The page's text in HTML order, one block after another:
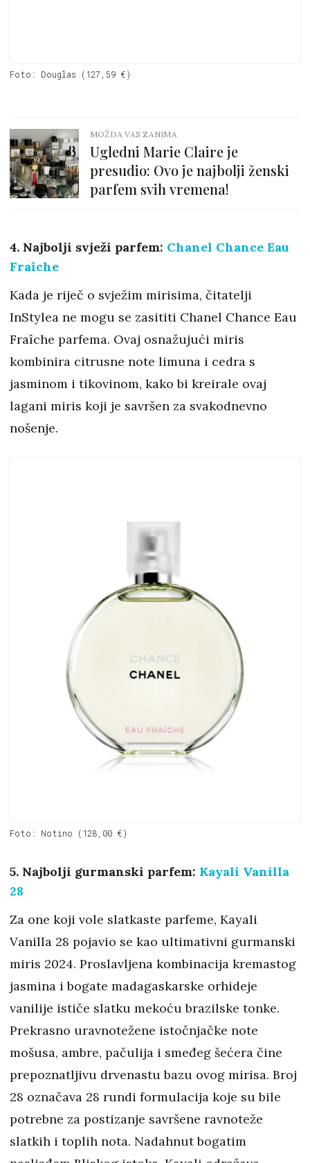
Foto: Douglas (127,59 €)
MOŽDA VAS ZANIMA
Ugledni Marie Claire je
presudio: Ovo je najbolji ženski
parfem svih vremena!
4. Najbolji svježi parfem: Chanel Chance Eau
Fraîche
Kada je riječ o svježim mirisima, čitatelji
InStylea ne mogu se zasititi Chanel Chance Eau
Fraîche parfema. Ovaj osnažujući miris
kombinira citrusne note limuna i cedra s
jasminom i tikovinom, kako bi kreirale ovaj
lagani miris koji je savršen za svakodnevno
nošenje.
Foto: Notino (128,00 €)
5. Najbolji gurmanski parfem: Kayali Vanilla
28
Za one koji vole slatkaste parfeme, Kayali
Vanilla 28 pojavio se kao ultimativni gurmanski
miris 2024. Proslavljena kombinacija kremastog
jasmina i bogate madagaskarske orhideje
vanilije ističe slatku mekoću brazilske tonke.
Prekrasno uravnotežene istočnjačke note
mošusa, ambre, pačulija i smeđeg šećera čine
prepoznatljivu drvenastu bazu ovog mirisa. Broj
28 označava 28 rundi formulacija koje su bile
potrebne za postizanje savršene ravnoteže
slatkih i toplih nota. Nadahnut bogatim